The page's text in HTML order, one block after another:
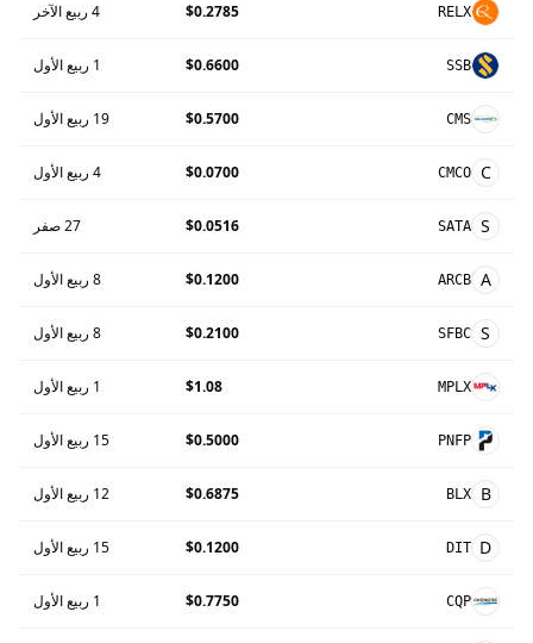
RELX
$0.2785 4 ربيع الآخر
SSB
$0.6600 1 ربيع الأول
CMS
$0.5700 19 ربيع الأول
C
CMCO
$0.0700 4 ربيع الأول
S
SATA
$0.0516 27 صفر
A
ARCB
$0.1200 8 ربيع الأول
S
SFBC
$0.2100 8 ربيع الأول
MPLX
$1.08 1 ربيع الأول
PNFP
$0.5000 15 ربيع الأول
B
BLX
$0.6875 12 ربيع الأول
D
DIT
$0.1200 15 ربيع الأول
CQP
$0.7750 1 ربيع الأول